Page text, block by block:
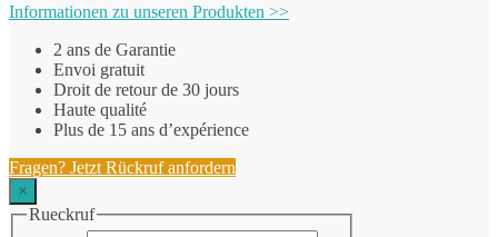
Informationen zu unseren Produkten >>
2 ans de Garantie
Envoi gratuit
Droit de retour de 30 jours
Haute qualité
Plus de 15 ans d’expérience
Fragen? Jetzt Rückruf anfordern
×
Rueckruf